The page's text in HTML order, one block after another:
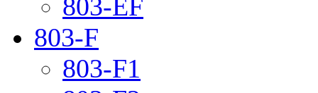
803-EF
803-F
803-F1